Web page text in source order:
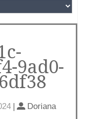
9ad0-
|
Doriana